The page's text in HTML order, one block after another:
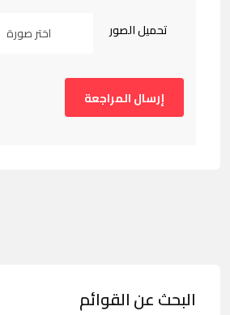
تحميل الصور اختر صورة
البحث عن القوائم